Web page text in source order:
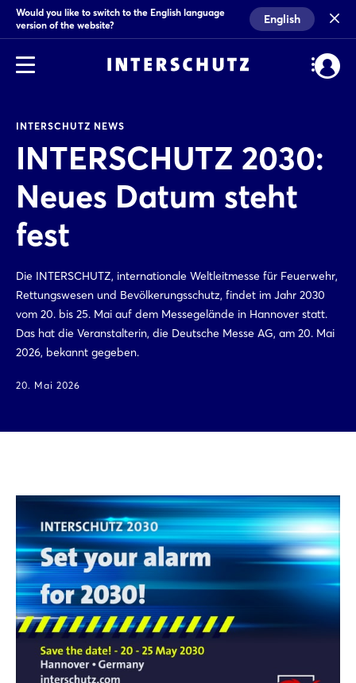
Would you like to switch to the English language
version of the website?
English
INTERSCHUTZ NEWS
INTERSCHUTZ 2030:
Neues Datum steht
fest
Die INTERSCHUTZ, internationale Weltleitmesse für Feuerwehr,
Rettungswesen und Bevölkerungsschutz, findet im Jahr 2030
vom 20. bis 25. Mai auf dem Messegelände in Hannover statt.
Das hat die Veranstalterin, die Deutsche Messe AG, am 20. Mai
2026, bekannt gegeben.
20. Mai 2026